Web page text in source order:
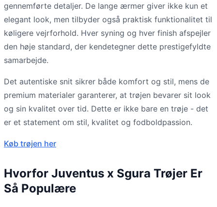
gennemførte detaljer. De lange ærmer giver ikke kun et
elegant look, men tilbyder også praktisk funktionalitet til
køligere vejrforhold. Hver syning og hver finish afspejler
den høje standard, der kendetegner dette prestigefyldte
samarbejde.
Det autentiske snit sikrer både komfort og stil, mens de
premium materialer garanterer, at trøjen bevarer sit look
og sin kvalitet over tid. Dette er ikke bare en trøje - det
er et statement om stil, kvalitet og fodboldpassion.
Køb trøjen her
Hvorfor Juventus x Sgura Trøjer Er
Så Populære